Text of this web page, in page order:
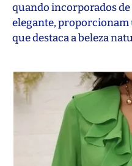
quando incorporados
elegante, proporcionam
que destaca a beleza